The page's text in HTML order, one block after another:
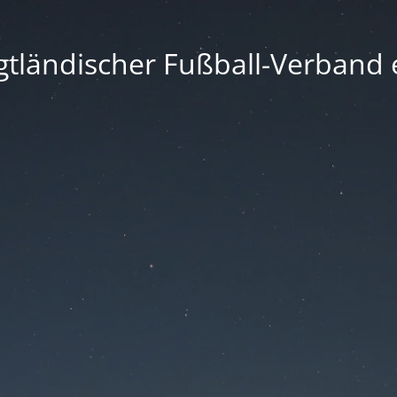
Fußball-Verband